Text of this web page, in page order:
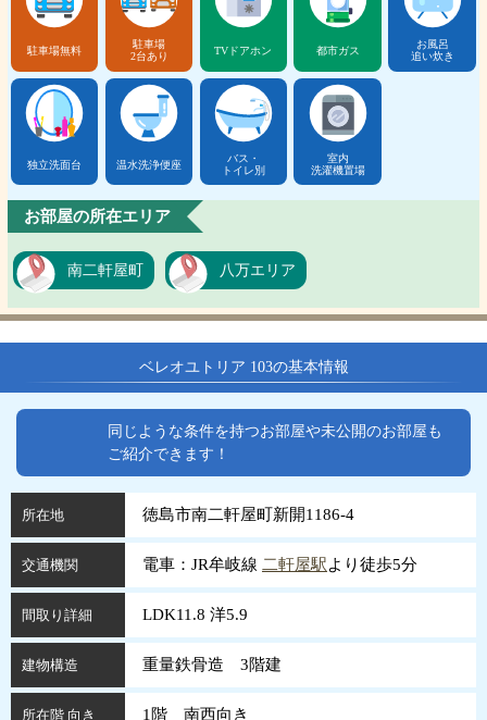
駐車場無料
駐車場
2台あり
TVドアホン 都市ガス
お風呂
追い炊き
独立洗面台 温水洗浄便座
バス・
トイレ別
室内
洗濯機置場
お部屋の所在エリア
南二軒屋町 八万エリア
ベレオユトリア 103の基本情報
同じような条件を持つお部屋や未公開のお部屋も
ご紹介できます！
所在地 徳島市南二軒屋町新開1186-4
交通機関 電車：JR牟岐線 二軒屋駅より徒歩5分
間取り詳細 LDK11.8 洋5.9
建物構造 重量鉄骨造 3階建
所在階 向き 1階 南西向き